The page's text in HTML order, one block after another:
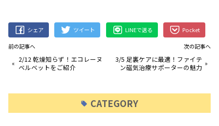
シェア ツイート LINEで送る Pocket
前の記事へ
« 2/12 乾燥知らず！エコレーヌ
ベルベットをご紹介
次の記事へ
3/5 足裏ケアに最適！ファイテ
ン磁気治療サポーターの魅力 »
CATEGORY